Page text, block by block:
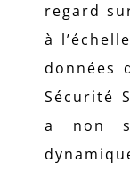
regard
à
données
Sécurité
a non